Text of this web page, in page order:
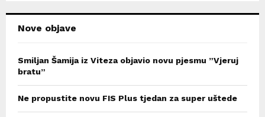
Nove objave
Smiljan Šamija iz Viteza objavio novu pjesmu ”Vjeruj
bratu”
Ne propustite novu FIS Plus tjedan za super uštede